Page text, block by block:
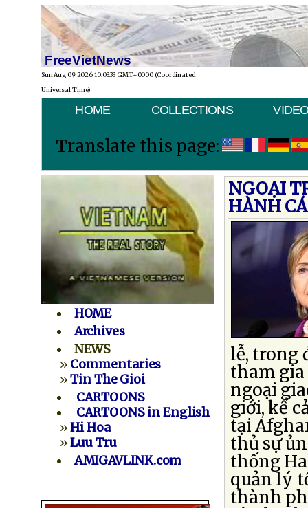
FreeVietNews
Sun Aug 09 2026 10:03:33 GMT+0000 (Coordinated
Universal Time)
HOME COLLECTIONS
Translate this page:
HOME
Archives
NEWS
» Commentaries
»Tin The Gioi
CARTOONS
CARTOONS in English
»Hi Hoa
»Luu Tru
AMIGAVLINK.com
NGOẠI
HÀNH
lễ, trong
tham gia
ngoại
giới, kể
tại
thủ sự
thống
quản lý
thành